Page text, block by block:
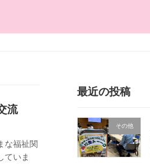
流
な福祉関
ていま
最近の投稿
その他